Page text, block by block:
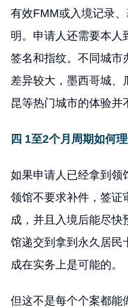
有效FMM或入境记录
明。申请人还需要本人
签名和指纹。不同城市
差异较大，墨西哥城、
昆等热门城市的体验并
四 1至2个月周期如何
如果申请人已经拿到领
领馆不要求补件，签证
成，并且入境后能尽快
馆递交到拿到永久居民
成在实务上是可能的。
但这不是每个个案都能